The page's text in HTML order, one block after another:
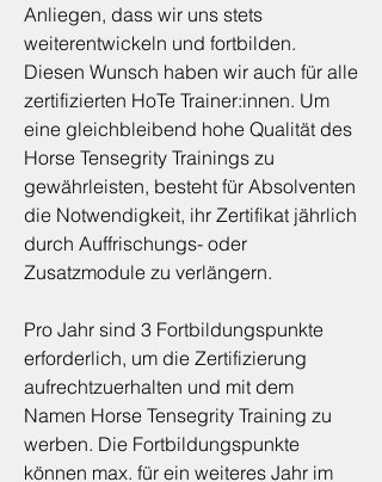
Anliegen, dass wir uns stets
weiterentwickeln und fortbilden.
Diesen Wunsch haben wir auch für alle
zertifizierten HoTe Trainer:innen. Um
eine gleichbleibend hohe Qualität des
Horse Tensegrity Trainings zu
gewährleisten, besteht für Absolventen
die Notwendigkeit, ihr Zertifikat jährlich
durch Auffrischungs- oder
Zusatzmodule zu verlängern.
Pro Jahr sind 3 Fortbildungspunkte
erforderlich, um die Zertifizierung
aufrechtzuerhalten und mit dem
Namen Horse Tensegrity Training zu
werben. Die Fortbildungspunkte
können max. für ein weiteres Jahr im